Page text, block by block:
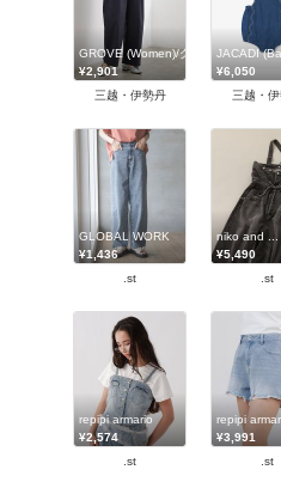
GROVE (Women)/グローブ
¥2,901
三越・伊勢丹
JACADI
¥6,050
三越・
GLOBAL WORK
¥1,436
.st
niko and ...
¥5,490
.st
repipi armario
¥2,574
.st
repipi
¥3,991
.st